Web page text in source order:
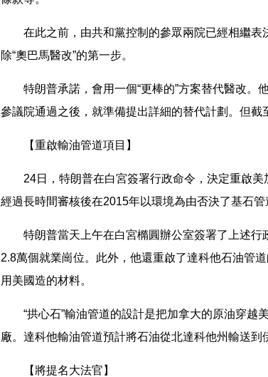
在此之前，由共和黨控制的參眾兩院已經相繼表
除“奧巴馬醫改”的第一步。
特朗普承諾，會用一個“更棒的”方案替代醫改。
參議院通過之後，就準備提出詳細的替代計劃。但截
【重啟輸油管道項目】
24日，特朗普在白宮簽署行政命令，決定重啟美
經過長時間審核後在2015年以環境為由否決了基石管
特朗普當天上午在白宮橢圓辦公室簽署了上述行
2.8萬個就業崗位。此外，他還重啟了達科他石油管
用美國造的材料。
“拱心石”輸油管道的設計是把加拿大的原油穿越
廠。達科他輸油管道預計將石油從北達科他州輸送到
【將提名大法官】